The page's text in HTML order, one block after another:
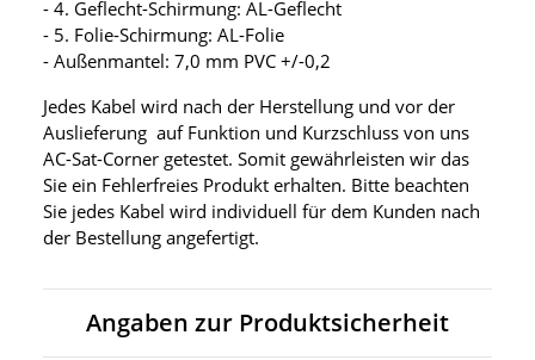
- 4. Geflecht-Schirmung: AL-Geflecht
- 5. Folie-Schirmung: AL-Folie
- Außenmantel: 7,0 mm PVC +/-0,2
Jedes Kabel wird nach der Herstellung und vor der
Auslieferung auf Funktion und Kurzschluss von uns
AC-Sat-Corner getestet. Somit gewährleisten wir das
Sie ein Fehlerfreies Produkt erhalten. Bitte beachten
Sie jedes Kabel wird individuell für dem Kunden nach
der Bestellung angefertigt.
Angaben zur Produktsicherheit